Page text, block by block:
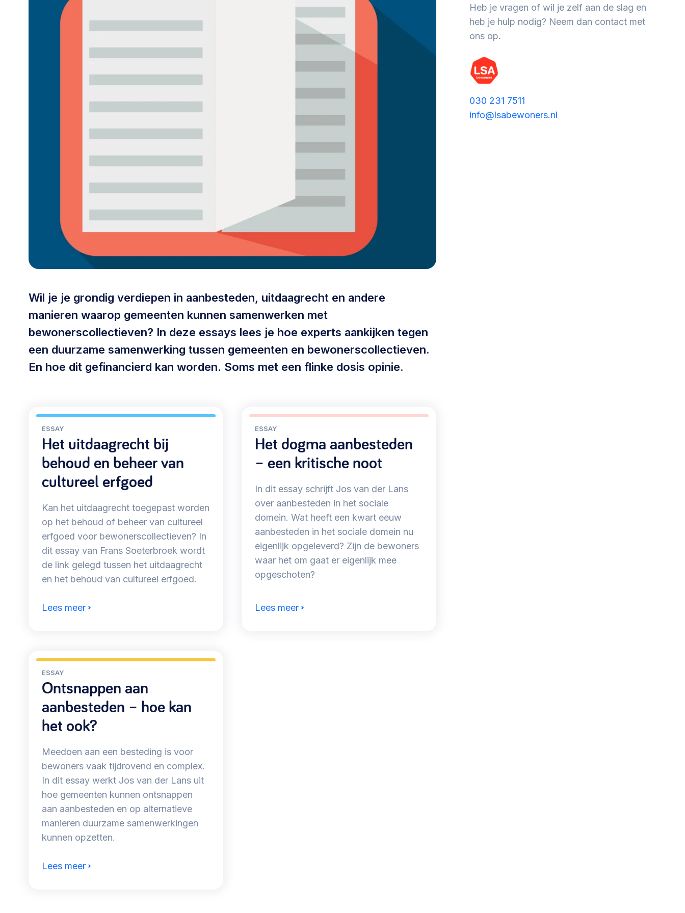
Community building en ABCD,
welkomstcultuur >
Betrokken buurten, contact stimuleren,
netwerken uitbreiden >
Werken aan de wijk, ABCD, WijkWijzer >
Weerbare gemeenschappen
ontmoetingsplekken >
Energiecollectieven, buurt vergroenen, SDG >
Meebeslissen
Uitdaagrecht, gemeenschapsfondsen, lokale
democratie >
Omgevingswet en gebiedsontwikkeling
Je kunt altijd contact met ons opnemen via telefoon of e-mail.
Vraag stellen info@lsabewoners.nl
Wil je je grondig verdiepen in aanbesteden, uitdaagrecht en andere
manieren waarop gemeenten kunnen samenwerken met
bewonerscollectieven? In deze essays lees je hoe experts aankijken tegen
een duurzame samenwerking tussen gemeenten en bewonerscollectieven.
En hoe dit gefinancierd kan worden. Soms met een flinke dosis opinie.
ESSAY
Het uitdaagrecht bij
behoud en beheer van
cultureel erfgoed
Kan het uitdaagrecht toegepast worden
op het behoud of beheer van cultureel
erfgoed voor bewonerscollectieven? In
dit essay van Frans Soeterbroek wordt
de link gelegd tussen het uitdaagrecht
en het behoud van cultureel erfgoed.
Lees meer
ESSAY
Het dogma aanbesteden
– een kritische noot
In dit essay schrijft Jos van der Lans
over aanbesteden in het sociale
domein. Wat heeft een kwart eeuw
aanbesteden in het sociale domein nu
eigenlijk opgeleverd? Zijn de bewoners
waar het om gaat er eigenlijk mee
opgeschoten?
Lees meer
ESSAY
Ontsnappen aan
aanbesteden – hoe kan
het ook?
Meedoen aan een besteding is voor
bewoners vaak tijdrovend en complex.
In dit essay werkt Jos van der Lans uit
hoe gemeenten kunnen ontsnappen
aan aanbesteden en op alternatieve
manieren duurzame samenwerkingen
kunnen opzetten.
Lees meer
Heb je vragen of wil je zelf aan de slag en
heb je hulp nodig? Neem dan contact met
ons op.
030 231 7511
info@lsabewoners.nl